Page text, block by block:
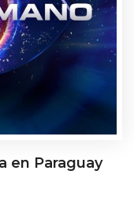
en Paraguay